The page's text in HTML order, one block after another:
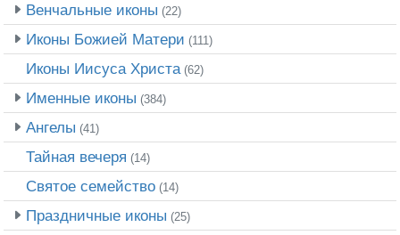
Венчальные иконы (22)
Иконы Божией Матери (111)
Иконы Иисуса Христа(62)
Именные иконы (384)
Ангелы (41)
Тайная вечеря (14)
Святое семейство (14)
Праздничные иконы (25)